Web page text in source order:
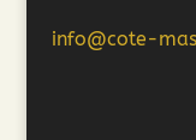
info@cote-